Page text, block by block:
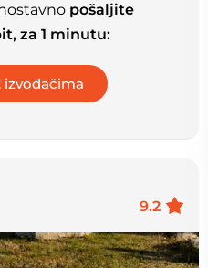
pošaljite
za 1 minutu:
9.2